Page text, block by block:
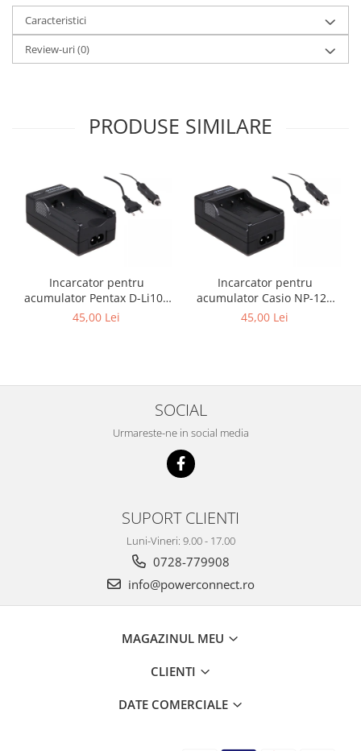
Telefoane mobile
Caracteristici
Review-uri(0)
PRODUSE SIMILARE
Incarcator pentru
acumulator Pentax D-Li109
Patona
45,00 Lei
Incarcator pentru
acumulator Casio NP-120
Patona
45,00 Lei
SOCIAL
Urmareste-ne in social media
SUPORT CLIENTI
Luni-Vineri: 9.00 - 17.00
0728-779908
info@powerconnect.ro
MAGAZINUL MEU
CLIENTI
DATE COMERCIALE